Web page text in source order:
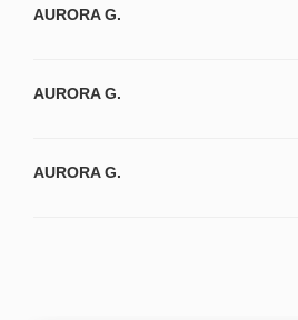
AURORA G.
AURORA G.
AURORA G.